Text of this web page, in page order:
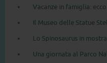
Vacanze in famiglia:
Il Museo delle Statue
Lo Spinosaurus in
Una giornata al Parco